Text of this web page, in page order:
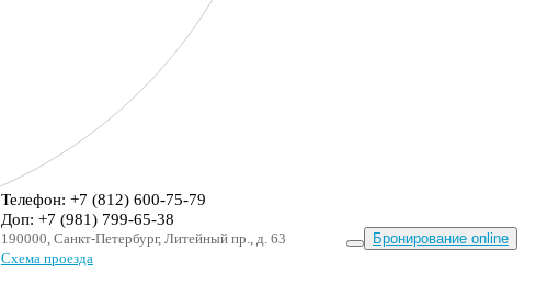
Телефон: +7 (812) 600-75-79
Доп: +7 (981) 799-65-38
190000, Санкт-Петербург, Литейный пр., д. 63
Схема проезда
Бронирование online